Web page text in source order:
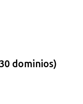
dominios)